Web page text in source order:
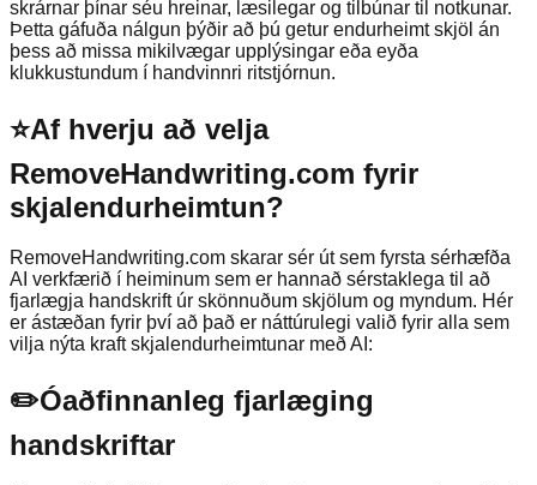
skrárnar þínar séu hreinar, læsilegar og tilbúnar til notkunar.
Þetta gáfuða nálgun þýðir að þú getur endurheimt skjöl án
þess að missa mikilvægar upplýsingar eða eyða
klukkustundum í handvinnri ritstjórnun.
⭐Af hverju að velja
RemoveHandwriting.com fyrir
skjalendurheimtun?
RemoveHandwriting.com skarar sér út sem fyrsta sérhæfða
AI verkfærið í heiminum sem er hannað sérstaklega til að
fjarlægja handskrift úr skönnuðum skjölum og myndum. Hér
er ástæðan fyrir því að það er náttúrulegi valið fyrir alla sem
vilja nýta kraft skjalendurheimtunar með AI:
✏️Óaðfinnanleg fjarlæging
handskriftar